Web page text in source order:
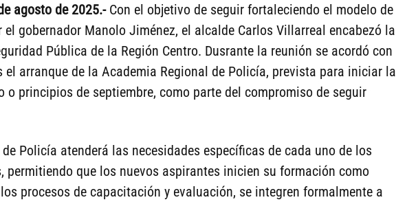
agosto de 2025.- Con el objetivo de seguir fortaleciendo el modelo de
gobernador Manolo Jiménez, el alcalde Carlos Villarreal encabezó la
Pública de la Región Centro. Dusrante la reunión se acordó con
arranque de la Academia Regional de Policía, prevista para iniciar la
o principios de septiembre, como parte del compromiso de seguir
Policía atenderá las necesidades específicas de cada uno de los
permitiendo que los nuevos aspirantes inicien su formación como
procesos de capacitación y evaluación, se integren formalmente a